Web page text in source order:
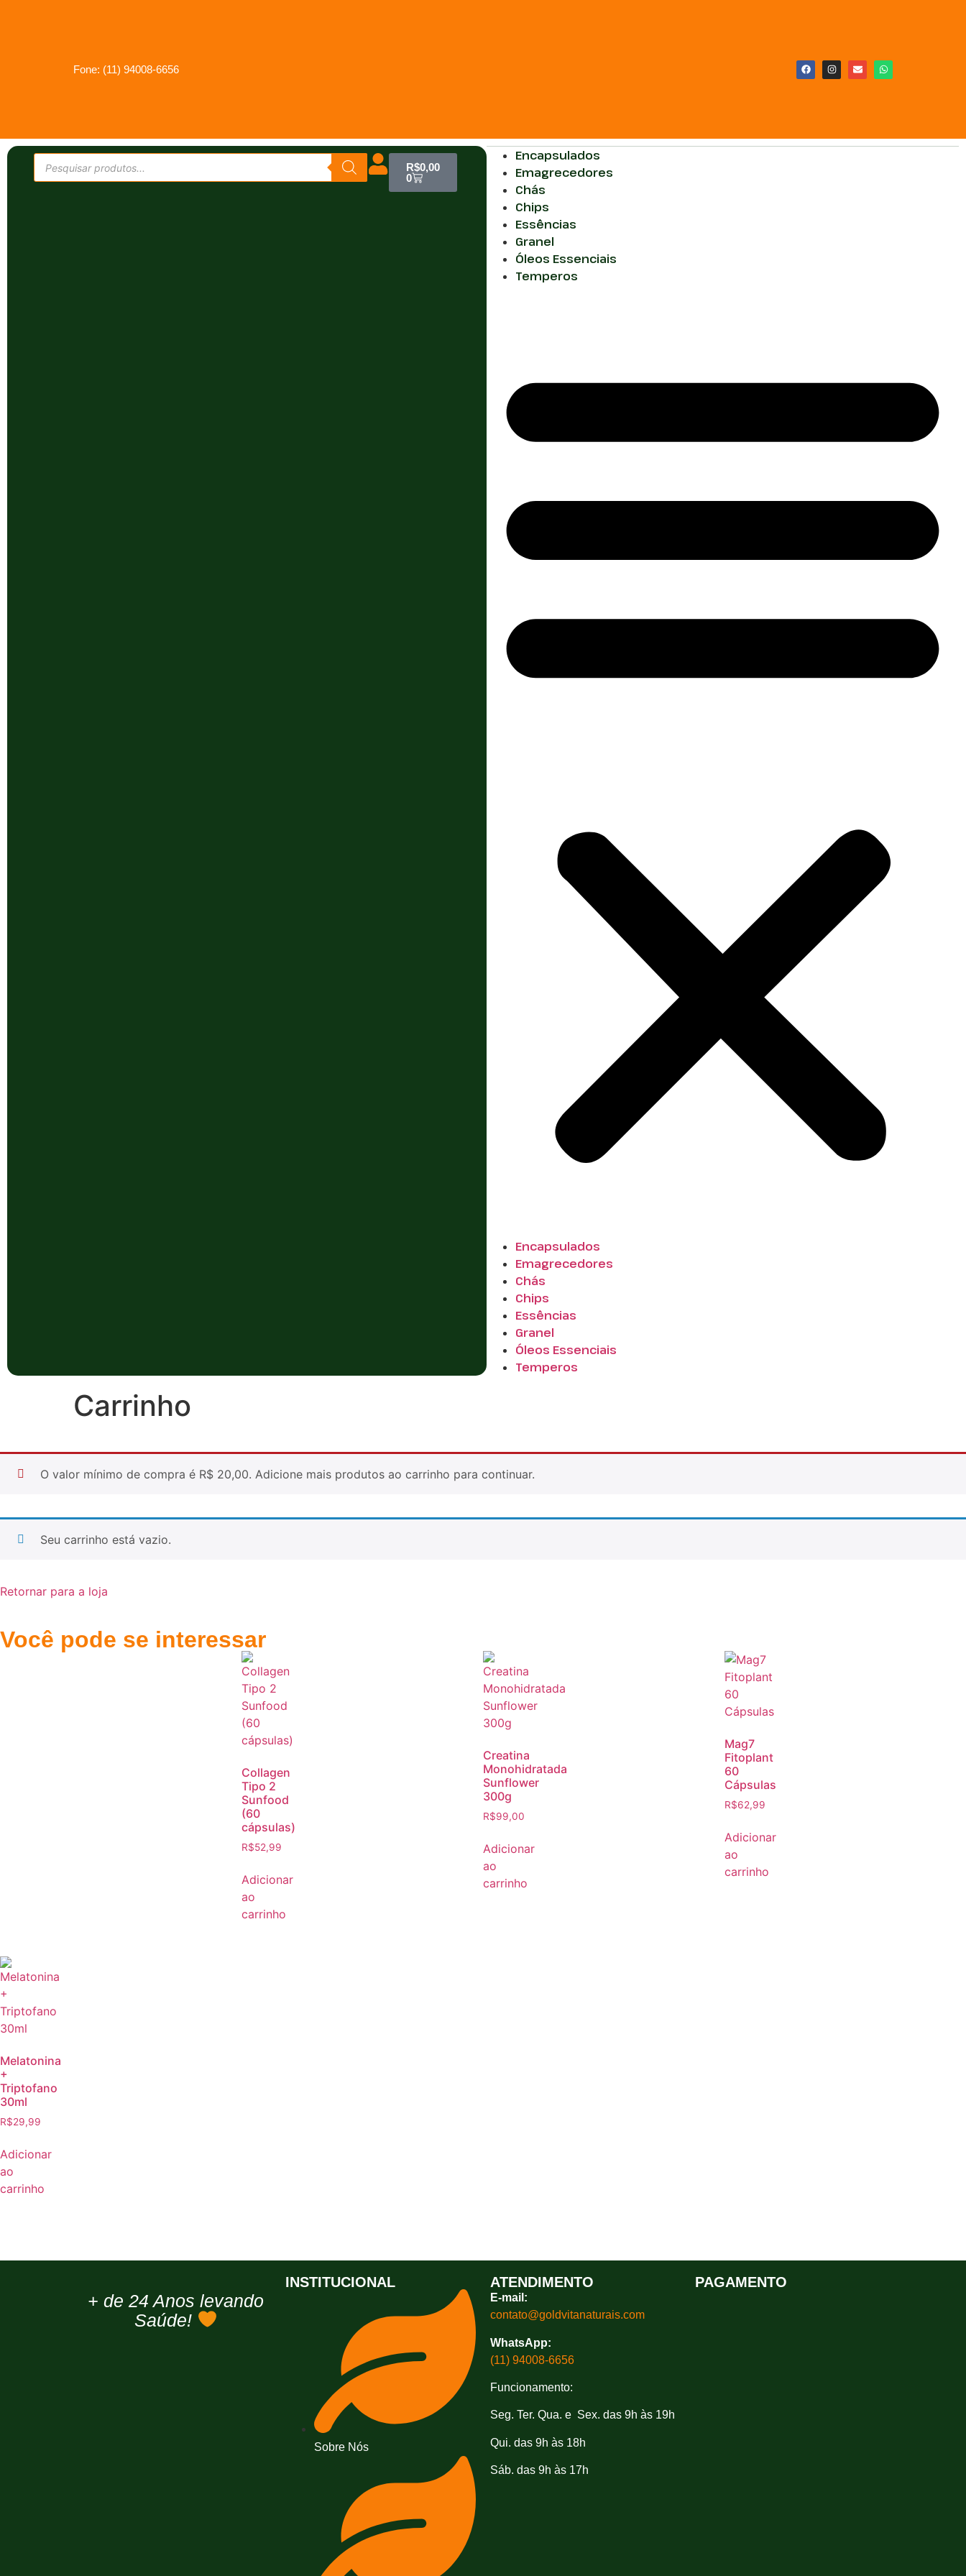
Fone: (11) 94008-6656
R$0,00
0
Encapsulados
Emagrecedores
Chás
Chips
Essências
Granel
Óleos Essenciais
Temperos
Encapsulados
Emagrecedores
Chás
Chips
Essências
Granel
Óleos Essenciais
Temperos
Carrinho
O valor mínimo de compra é R$ 20,00. Adicione mais produtos ao carrinho para continuar.
Seu carrinho está vazio.
Retornar para a loja
Você pode se interessar
Collagen
Tipo 2
Sunfood
(60
cápsulas)
R$52,99
Adicionar
ao
carrinho
Creatina
Monohidratada
Sunflower
300g
R$99,00
Adicionar
ao
carrinho
Mag7
Fitoplant
60
Cápsulas
R$62,99
Adicionar
ao
carrinho
Melatonina
+
Triptofano
30ml
R$29,99
Adicionar
ao
carrinho
+ de 24 Anos levando
Saúde!
INSTITUCIONAL
Sobre Nós
ATENDIMENTO
E-mail:
contato@goldvitanaturais.com
WhatsApp:
(11) 94008-6656
Funcionamento:
Seg. Ter. Qua. e Sex. das 9h às 19h
Qui. das 9h às 18h
Sáb. das 9h às 17h
PAGAMENTO